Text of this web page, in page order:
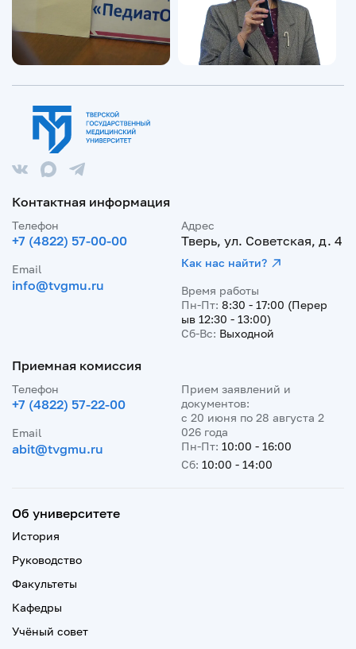
Контактная информация
Телефон
+7 (4822) 57-00-00
Email
info@tvgmu.ru
Адрес
Тверь, ул. Советская, д. 4
Как нас найти?
Время работы
Пн-Пт: 8:30 - 17:00 (Перер
ыв 12:30 - 13:00)
Сб-Вс: Выходной
Приемная комиссия
Телефон
+7 (4822) 57-22-00
Email
abit@tvgmu.ru
Прием заявлений и
документов:
с 20 июня по 28 августа 2
026 года
Пн-Пт: 10:00 - 16:00
Сб: 10:00 - 14:00
Об университете
История
Руководство
Факультеты
Кафедры
Учёный совет